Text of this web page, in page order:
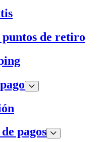
puntos de retiro
pagos